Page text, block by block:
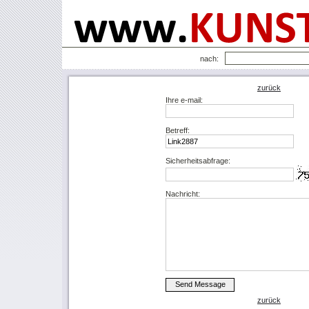
nach:
zurück
Ihre e-mail:
Betreff:
Sicherheitsabfrage:
Nachricht:
zurück